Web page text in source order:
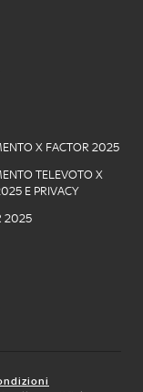
X FACTOR 2025
TELEVOTO X
E PRIVACY
2025